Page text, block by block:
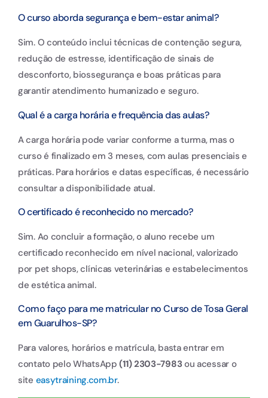
O curso aborda segurança e bem-estar animal?
Sim. O conteúdo inclui técnicas de contenção segura,
redução de estresse, identificação de sinais de
desconforto, biossegurança e boas práticas para
garantir atendimento humanizado e seguro.
Qual é a carga horária e frequência das aulas?
A carga horária pode variar conforme a turma, mas o
curso é finalizado em 3 meses, com aulas presenciais e
práticas. Para horários e datas específicas, é necessário
consultar a disponibilidade atual.
O certificado é reconhecido no mercado?
Sim. Ao concluir a formação, o aluno recebe um
certificado reconhecido em nível nacional, valorizado
por pet shops, clínicas veterinárias e estabelecimentos
de estética animal.
Como faço para me matricular no Curso de Tosa Geral
em Guarulhos-SP?
Para valores, horários e matrícula, basta entrar em
contato pelo WhatsApp(11) 2303-7983 ou acessar o
site easytraining.com.br.